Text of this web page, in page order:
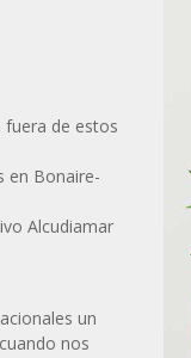
fuera de estos
en Bonaire-
Alcudiamar
un
nos